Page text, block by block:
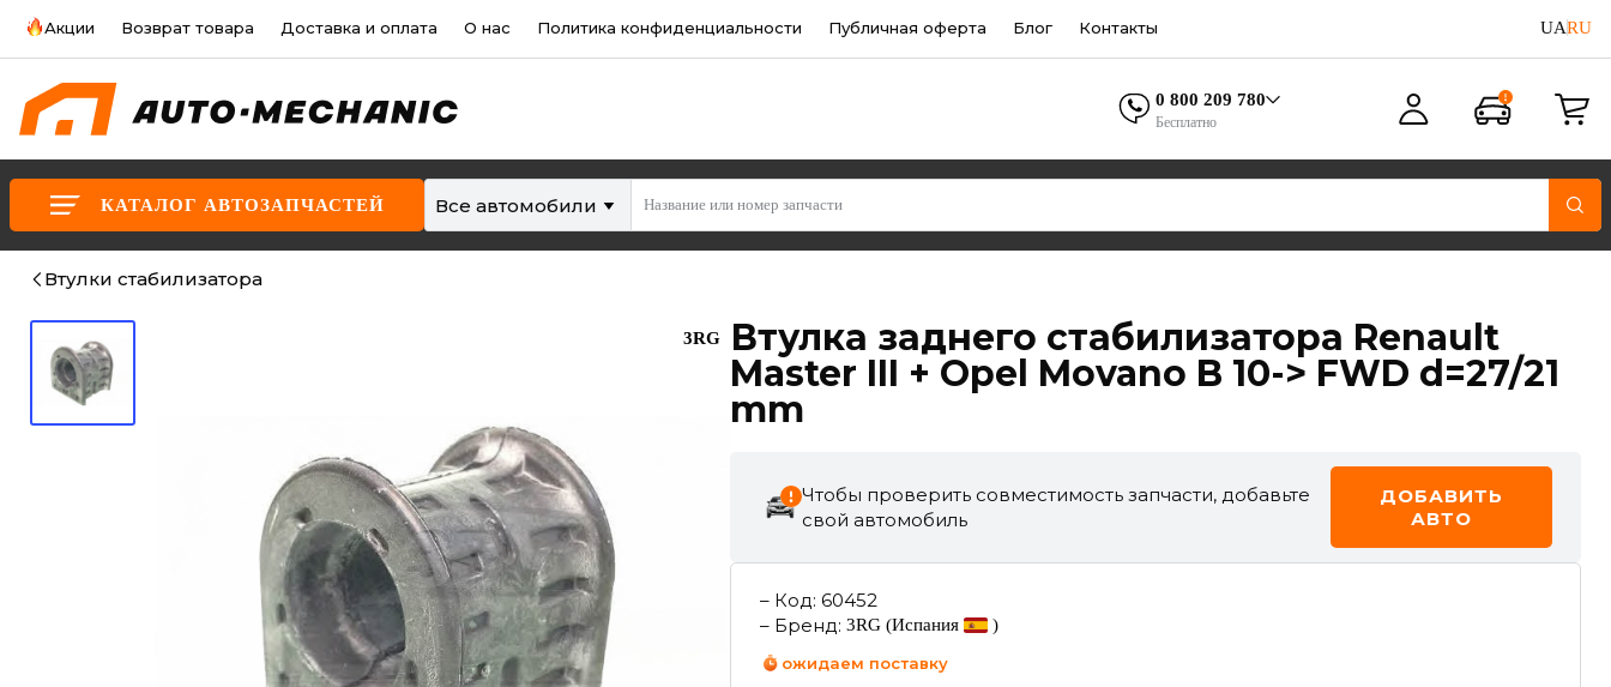
Акции Возврат товара Доставка и оплата О нас Политика конфиденциальности Публичная оферта Блог Контакты UARU
0 800 209 780
Бесплатно
КАТАЛОГ АВТОЗАПЧАСТЕЙ Все автомобили
Втулки стабилизатора
3RG
Втулка заднего стабилизатора Renault
Master III + Opel Movano B 10-> FWD d=27/21
mm
Чтобы проверить совместимость запчасти, добавьте
свой автомобиль
ДОБАВИТЬ
АВТО
– Код: 60452
– Бренд: 3RG (Испания
)
ожидаем поставку